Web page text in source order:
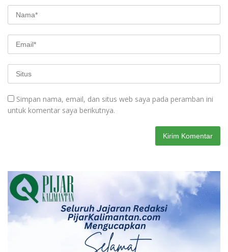
Simpan nama, email, dan situs web saya pada peramban ini
untuk komentar saya berikutnya.